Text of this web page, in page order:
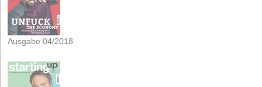
Ausgabe 04/2018